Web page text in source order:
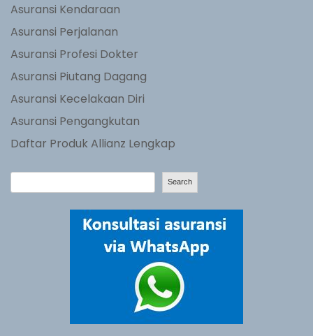
Asuransi Kendaraan
Asuransi Perjalanan
Asuransi Profesi Dokter
Asuransi Piutang Dagang
Asuransi Kecelakaan Diri
Asuransi Pengangkutan
Daftar Produk Allianz Lengkap
e
Search